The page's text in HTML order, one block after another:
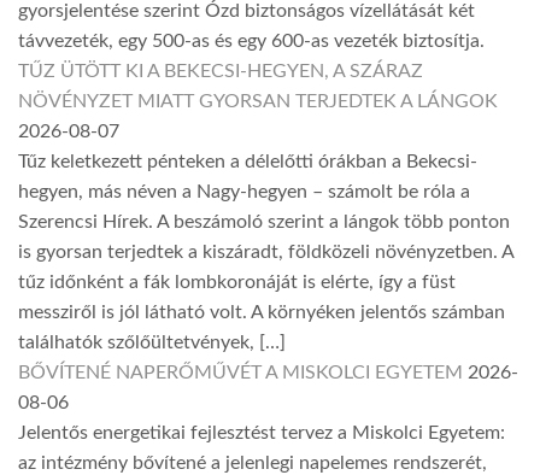
gyorsjelentése szerint Ózd biztonságos vízellátását két
távvezeték, egy 500-as és egy 600-as vezeték biztosítja.
TŰZ ÜTÖTT KI A BEKECSI-HEGYEN, A SZÁRAZ
NÖVÉNYZET MIATT GYORSAN TERJEDTEK A LÁNGOK
2026-08-07
Tűz keletkezett pénteken a délelőtti órákban a Bekecsi-
hegyen, más néven a Nagy-hegyen – számolt be róla a
Szerencsi Hírek. A beszámoló szerint a lángok több ponton
is gyorsan terjedtek a kiszáradt, földközeli növényzetben. A
tűz időnként a fák lombkoronáját is elérte, így a füst
messziről is jól látható volt. A környéken jelentős számban
találhatók szőlőültetvények, […]
BŐVÍTENÉ NAPERŐMŰVÉT A MISKOLCI EGYETEM 2026-
08-06
Jelentős energetikai fejlesztést tervez a Miskolci Egyetem:
az intézmény bővítené a jelenlegi napelemes rendszerét,